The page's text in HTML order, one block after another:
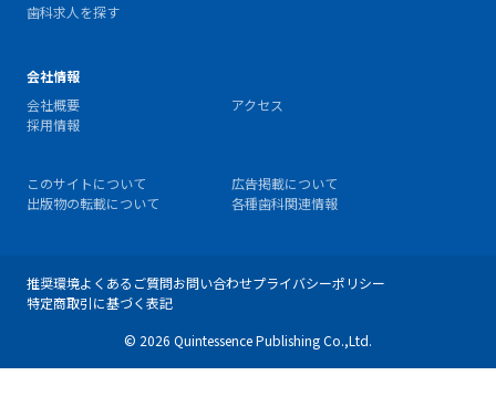
歯科求人を探す
会社情報
会社概要
アクセス
採用情報
このサイトについて
広告掲載について
出版物の転載について
各種歯科関連情報
推奨環境よくあるご質問お問い合わせプライバシーポリシー
特定商取引に基づく表記
© 2026 Quintessence Publishing Co.,Ltd.